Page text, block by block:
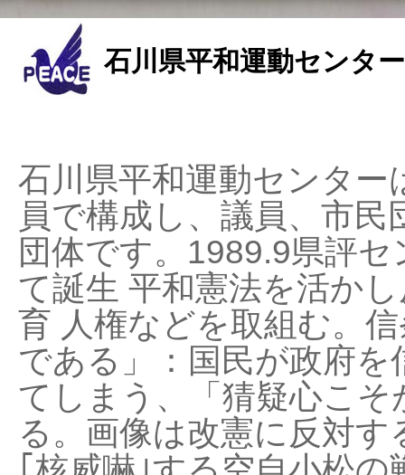
石川県平和運動センタ
石川県平和運動センタ
員で構成し、議員、市
団体です。1989.9県評
て誕生 平和憲法を活か
育 人権などを取組む。
である」：国民が政府
てしまう、「猜疑心こ
る。画像は改憲に反対